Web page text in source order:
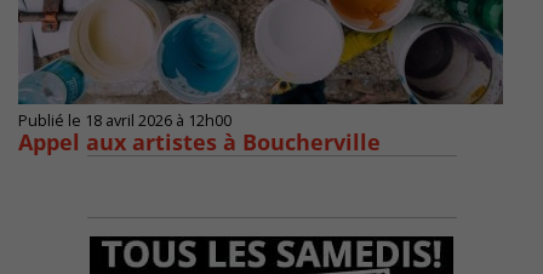
Publié le 18 avril 2026 à 12h00
Appel aux artistes à Boucherville